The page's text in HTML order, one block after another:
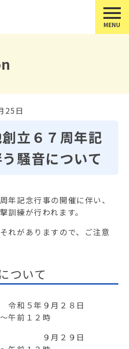
25日
立６７周年記
騒音について
年記念行事の開催に伴い、
訓練が行われます。
れがありますので、ご注意
ついて
年９月２８日
午前１２時
９日